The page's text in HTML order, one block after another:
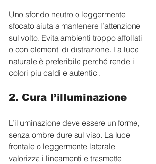
Uno sfondo neutro o leggermente
sfocato aiuta a mantenere l’attenzione
sul volto. Evita ambienti troppo affollati
o con elementi di distrazione. La luce
naturale è preferibile perché rende i
colori più caldi e autentici.
2. Cura l’illuminazione
L’illuminazione deve essere uniforme,
senza ombre dure sul viso. La luce
frontale o leggermente laterale
valorizza i lineamenti e trasmette